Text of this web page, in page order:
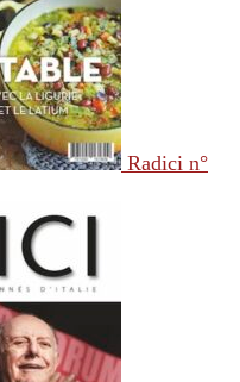
Radici n°